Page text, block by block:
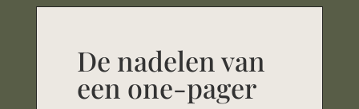
De nadelen van
een one-pager